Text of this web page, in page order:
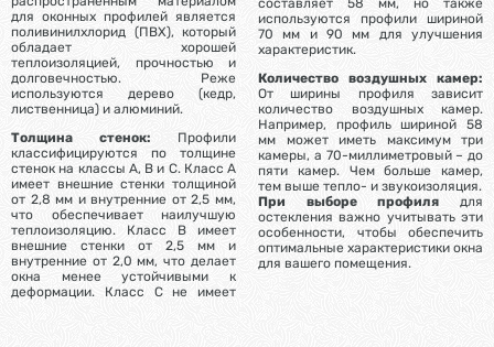
для оконных профилей является
поливинилхлорид (ПВХ), который
обладает хорошей
теплоизоляцией, прочностью и
долговечностью. Реже
используются дерево (кедр,
лиственница) и алюминий.
Толщина стенок: Профили
классифицируются по толщине
стенок на классы A, B и C. Класс A
имеет внешние стенки толщиной
от 2,8 мм и внутренние от 2,5 мм,
что обеспечивает наилучшую
теплоизоляцию. Класс B имеет
внешние стенки от 2,5 мм и
внутренние от 2,0 мм, что делает
окна менее устойчивыми к
деформации. Класс C не имеет
используются профили шириной
70 мм и 90 мм для улучшения
характеристик.
Количество воздушных камер:
От ширины профиля зависит
количество воздушных камер.
Например, профиль шириной 58
мм может иметь максимум три
камеры, а 70-миллиметровый – до
пяти камер. Чем больше камер,
тем выше тепло- и звукоизоляция.
При выборе профиля для
остекления важно учитывать эти
особенности, чтобы обеспечить
оптимальные характеристики окна
для вашего помещения.